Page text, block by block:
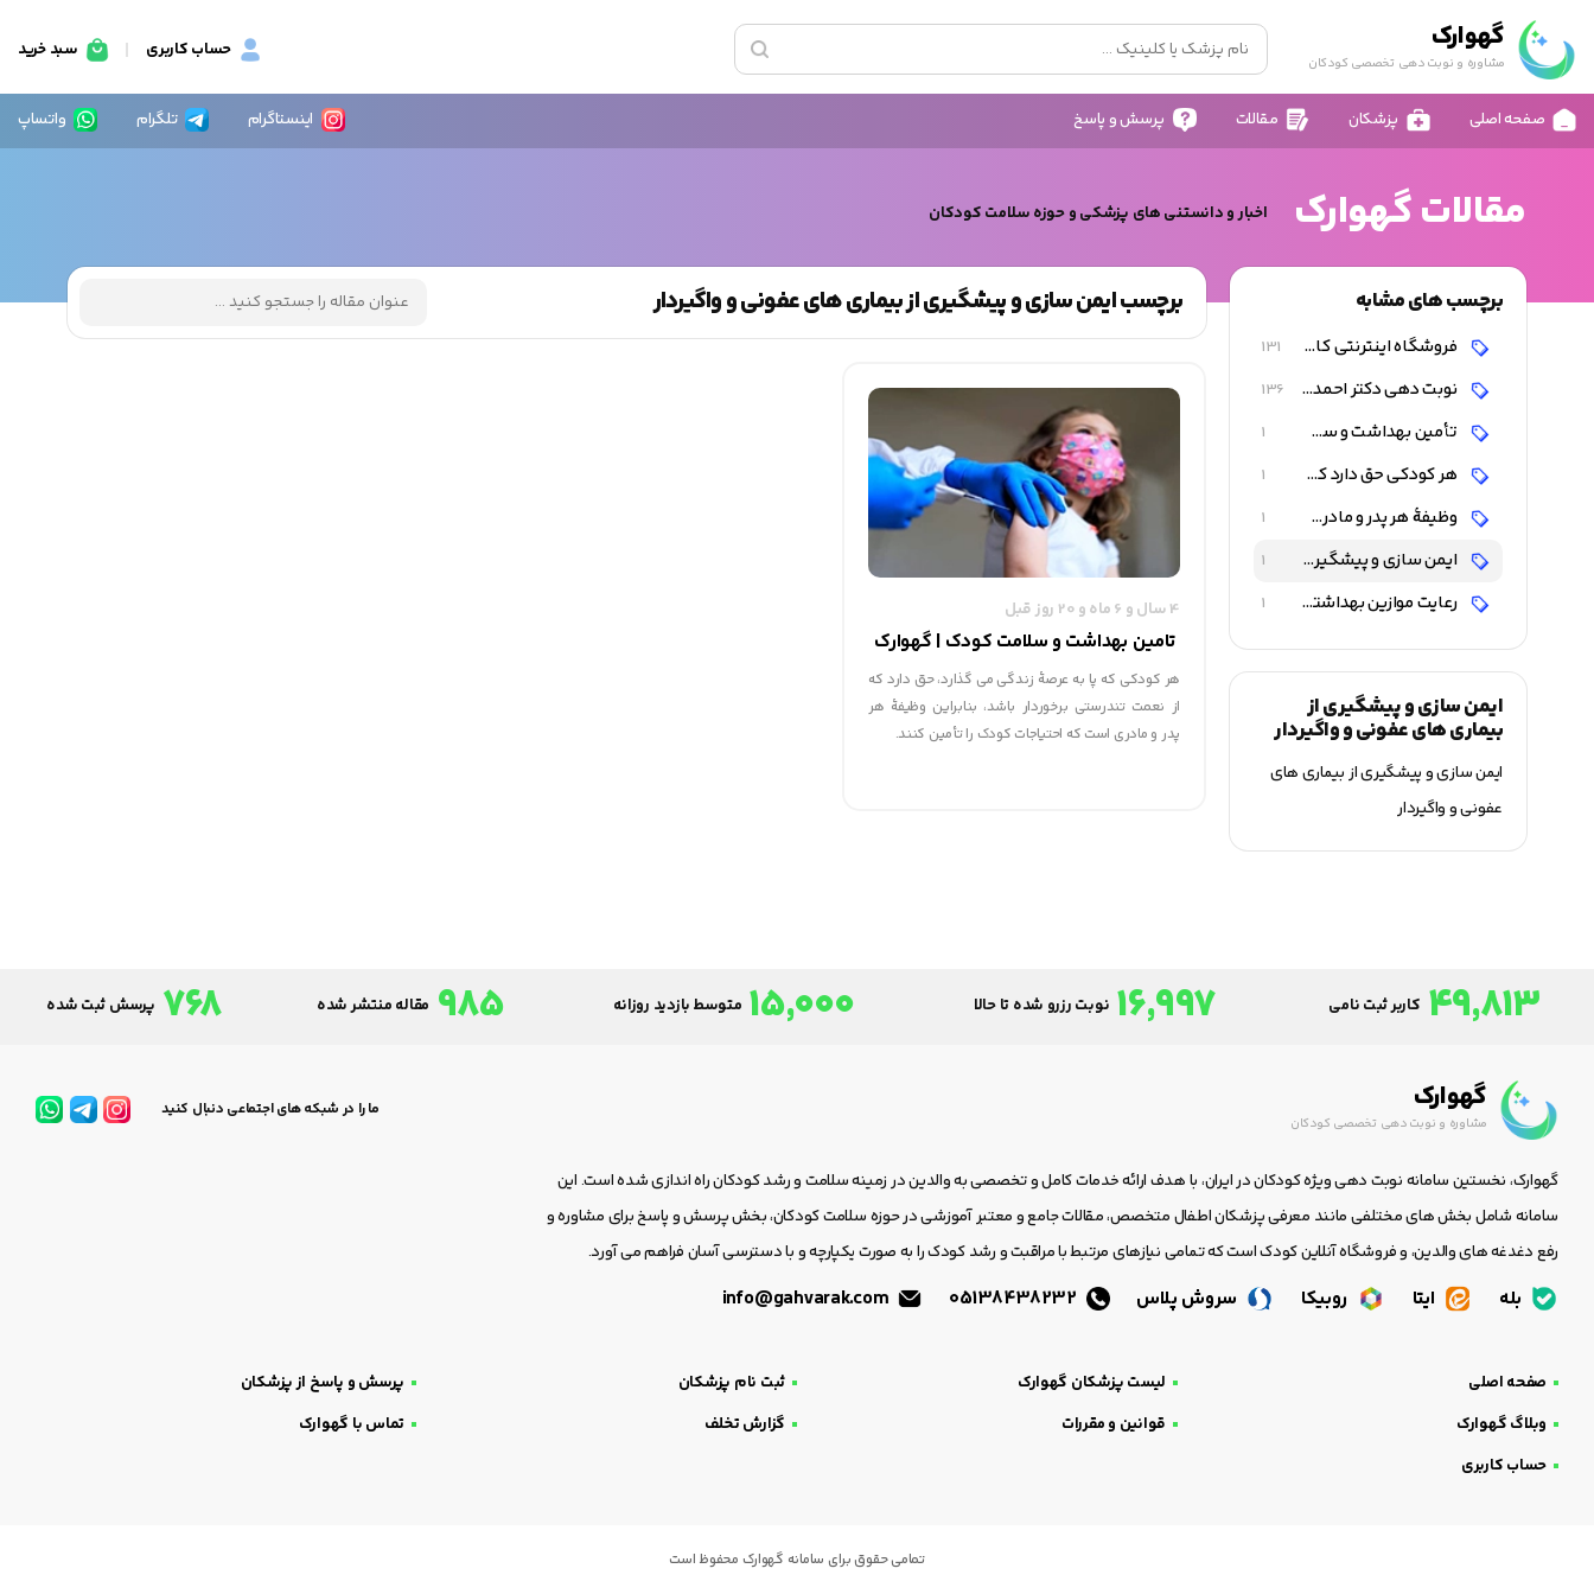
گهوارک
مشاوره و نوبت دهی تخصصی کودکان
حساب کاربری سبد خرید
صفحه اصلی پزشکان مقالات پرسش و پاسخ اینستاگرام تلگرام واتساپ
مقالات گهوارک اخبار و دانستنی های پزشکی و حوزه سلامت کودکان
برچسب های مشابه
فروشگاه اینترنتی کالای کودک و نوزاد 131
نوبت دهی دکتر احمد شاه فرهت 136
تأمین بهداشت و سلامت کودک 1
هر کودکی حق دارد که از نعمت تندرستی برخوردار باشد 1
وظیفۀ هر پدر و مادری است که احتیاجات کودک را تأمین کنند 1
ایمن سازی و پیشگیری از بیماری های عفونی و واگیردار 1
رعایت موازین بهداشتی و ارتقاء سطح بهداشت کودک 1
ایمن سازی و پیشگیری از
بیماری های عفونی و واگیردار
ایمن سازی و پیشگیری از بیماری های
عفونی و واگیردار
برچسب ایمن سازی و پیشگیری از بیماری های عفونی و واگیردار
4 سال و 6 ماه و 20 روز قبل
تامین بهداشت و سلامت کودک | گهوارک
هر کودکی که پا به عرصۀ زندگی می گذارد، حق دارد که
از نعمت تندرستی برخوردار باشد، بنابراین وظیفۀ هر
پدر و مادری است که احتیاجات کودک را تأمین کنند.
49,813 کاربر ثبت نامی 16,997 نوبت رزرو شده تا حالا 15,000 متوسط بازدید روزانه 985 مقاله منتشر شده 768 پرسش ثبت شده
گهوارک
مشاوره و نوبت دهی تخصصی کودکان
ما را در شبکه های اجتماعی دنبال کنید
گهوارک، نخستین سامانه نوبت دهی ویژه کودکان در ایران، با هدف ارائه خدمات کامل و تخصصی به والدین در زمینه سلامت و رشد کودکان راه اندازی شده است. این
سامانه شامل بخش های مختلفی مانند معرفی پزشکان اطفال متخصص، مقالات جامع و معتبر آموزشی در حوزه سلامت کودکان، بخش پرسش و پاسخ برای مشاوره و
رفع دغدغه های والدین، و فروشگاه آنلاین کودک است که تمامی نیازهای مرتبط با مراقبت و رشد کودک را به صورت یکپارچه و با دسترسی آسان فراهم می آورد.
بله ایتا روبیکا سروش پلاس
صفحه اصلی لیست پزشکان گهوارک ثبت نام پزشکان
پرسش و پاسخ از پزشکان
وبلاگ گهوارک
قوانین و مقررات گزارش تخلف
تماس با گهوارک
حساب کاربری
تمامی حقوق برای سامانه گهوارک محفوظ است